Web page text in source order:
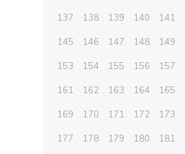
137 138 139 140 141
145 146 147 148 149
153 154 155 156 157
161 162 163 164 165
169 170 171 172 173
177 178 179 180 181